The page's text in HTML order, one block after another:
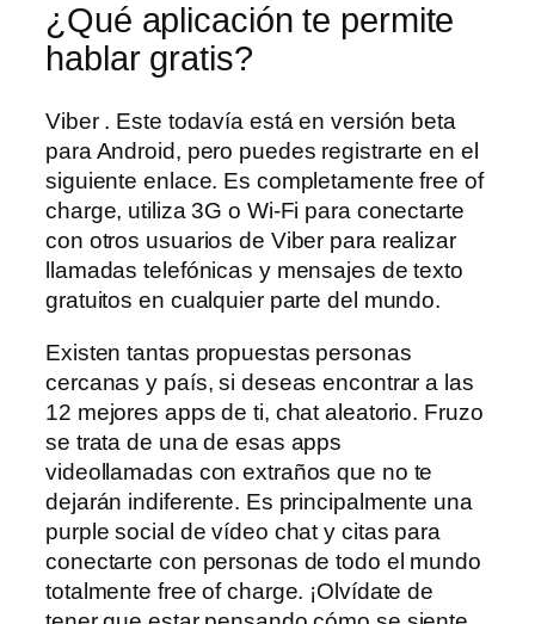
¿Qué aplicación te permite
hablar gratis?
Viber . Este todavía está en versión beta
para Android, pero puedes registrarte en el
siguiente enlace. Es completamente free of
charge, utiliza 3G o Wi-Fi para conectarte
con otros usuarios de Viber para realizar
llamadas telefónicas y mensajes de texto
gratuitos en cualquier parte del mundo.
Existen tantas propuestas personas
cercanas y país, si deseas encontrar a las
12 mejores apps de ti, chat aleatorio. Fruzo
se trata de una de esas apps
videollamadas con extraños que no te
dejarán indiferente. Es principalmente una
purple social de vídeo chat y citas para
conectarte con personas de todo el mundo
totalmente free of charge. ¡Olvídate de